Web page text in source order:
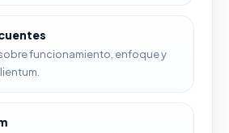
funcionamiento, enfoque y